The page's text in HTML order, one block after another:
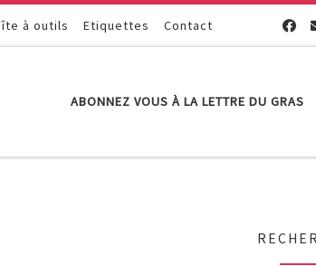
à outils Etiquettes Contact
ABONNEZ VOUS À LA LETTRE DU GRAS